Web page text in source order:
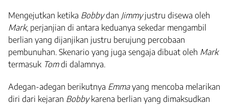
Mengejutkan ketika Bobbydan Jimmyjustru disewa oleh
Mark, perjanjian di antara keduanya sekedar mengambil
berlian yang dijanjikan justru berujung percobaan
pembunuhan. Skenario yang juga sengaja dibuat oleh Mark
termasuk Tomdi dalamnya.
Adegan-adegan berikutnya Emmayang mencoba melarikan
diri dari kejaran Bobbykarena berlian yang dimaksudkan